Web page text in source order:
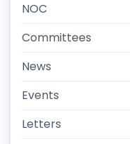
NOC
Committees
News
Events
Letters